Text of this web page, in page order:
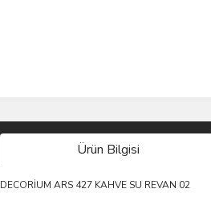
Ürün Bilgisi
DECORİUM ARS 427 KAHVE SU REVAN 02